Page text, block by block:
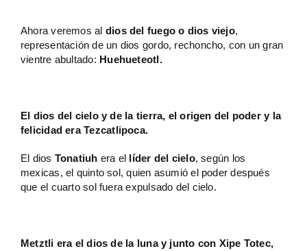
Ahora veremos al dios del fuego o dios viejo,
representación de un dios gordo, rechoncho, con un gran
vientre abultado: Huehueteotl.
El dios del cielo y de la tierra, el origen del poder y la
felicidad era Tezcatlipoca.
El dios Tonatiuh era el líder del cielo, según los
mexicas, el quinto sol, quien asumió el poder después
que el cuarto sol fuera expulsado del cielo.
Metztli era el dios de la luna y junto con Xipe Totec,